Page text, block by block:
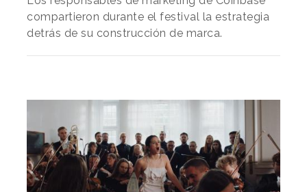
compartieron durante el festival la estrategia
detrás de su construcción de marca.